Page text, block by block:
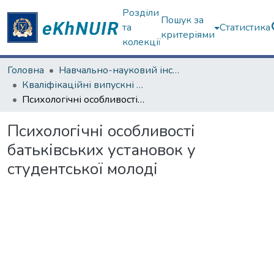
Розділи
та
колекції
Пошук за
критеріями
Статистика
Головна
Навчально-науковий інститут «Українська інженерно-педагогічна академія»
Кваліфікаційні випускні роботи магістрів. Навчально-науковий інститут «Українська інженерно-педагогічна академія»
Психологічні особливості батьківських установок у студентської молоді
Психологічні особливості
батьківських установок у
студентської молоді